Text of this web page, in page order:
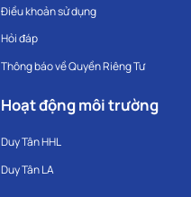
Điều khoản sử dụng
Hỏi đáp
Thông báo về Quyền Riêng Tư
Hoạt động môi trường
Duy Tân HHL
Duy Tân LA